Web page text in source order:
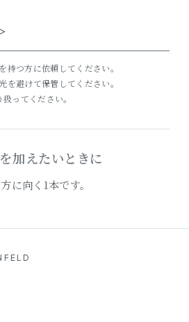
つ方に依頼してください。
避けて保管してください。
ってください。
加えたいときに
に向く1本です。